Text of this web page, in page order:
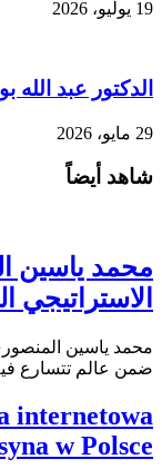
19 يوليو، 2026
الدكتور عبد
29 مايو، 2026
شاهد أيضاً
محمد ياسين
الاستراتيجي
محمد ياسين
ضمن عالم تتسارع
internetowa
w Polsce